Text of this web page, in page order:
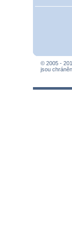
© 2005 -
jsou